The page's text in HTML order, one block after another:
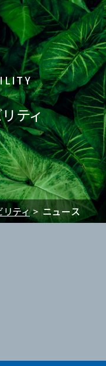
ティ
ティ ニュース